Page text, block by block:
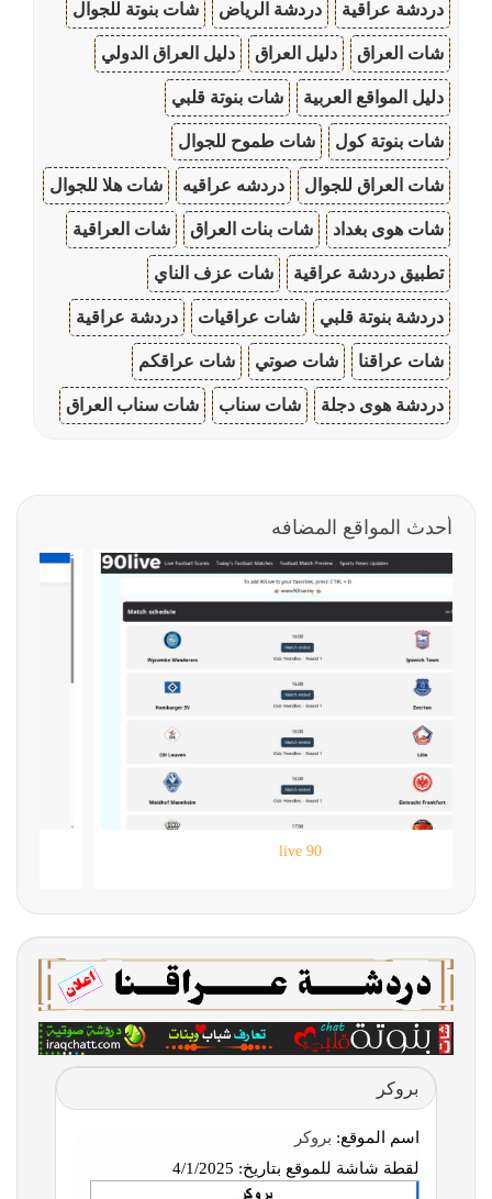
دردشة عراقية دردشة الرياض شات بنوتة للجوال
شات العراق دليل العراق دليل العراق الدولي
دليل المواقع العربية شات بنوتة قلبي
شات بنوتة كول شات طموح للجوال
شات العراق للجوال دردشه عراقيه شات هلا للجوال
شات هوى بغداد شات بنات العراق شات العراقية
تطبيق دردشة عراقية شات عزف الناي
دردشة بنوتة قلبي شات عراقيات دردشة عراقية
شات عراقنا شات صوتي شات عراقكم
دردشة هوى دجلة شات سناب شات سناب العراق
أحدث المواقع المضافه
بروكر
اسم الموقع: بروكر
لقطة شاشة للموقع بتاريخ: